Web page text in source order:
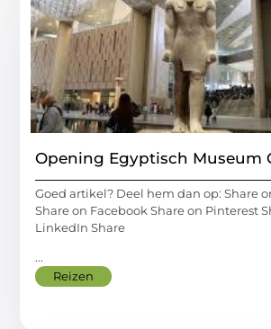
Opening Egyptisch Museum
Goed artikel? Deel hem dan op: Share
Share on Facebook Share on Pinterest
LinkedIn Share
...
Reizen